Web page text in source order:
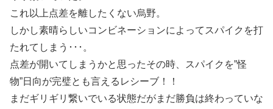
これ以上点差を離したくない烏野。
しかし素晴らしいコンビネーションによってスパイクを打
たれてしまう･･･。
点差が開いてしまうかと思ったその時、スパイクを”怪
物”日向が完璧とも言えるレシーブ！！
まだギリギリ繋いでいる状態だがまだ勝負は終わっていな